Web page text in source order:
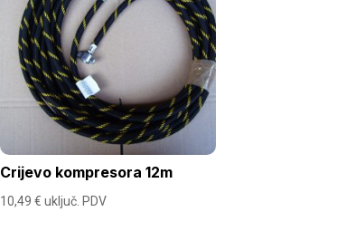
Crijevo kompresora 12m
10,49€ uključ. PDV